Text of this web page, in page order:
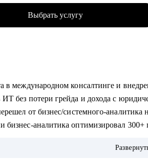
Выбрать услугу
в международном консалтинге и
без потери грейда и дохода с
от бизнес/системного-аналитика
бизнес-аналитика оптимизировал
проектом автоматизации бизнеса на